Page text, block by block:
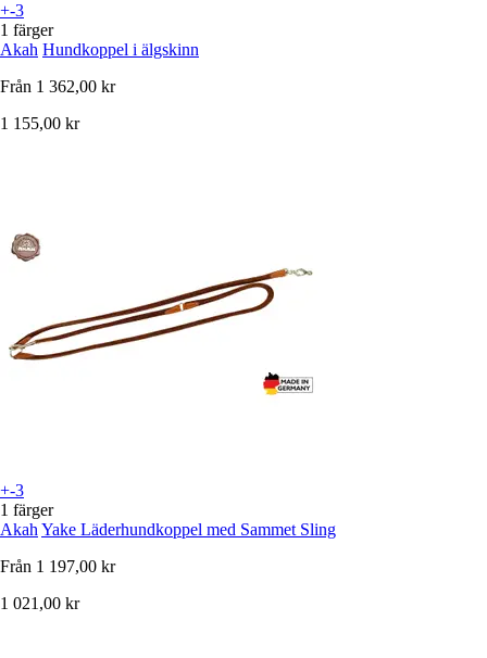
+-3
1 färger
Akah Hundkoppel i älgskinn
Från 1 362,00 kr
1 155,00 kr
+-3
1 färger
Akah Yake Läderhundkoppel med Sammet Sling
Från 1 197,00 kr
1 021,00 kr